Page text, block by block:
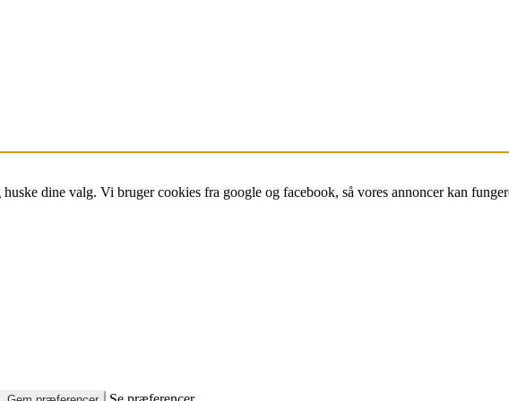
dine valg. Vi bruger cookies fra google og facebook, så vores annoncer kan